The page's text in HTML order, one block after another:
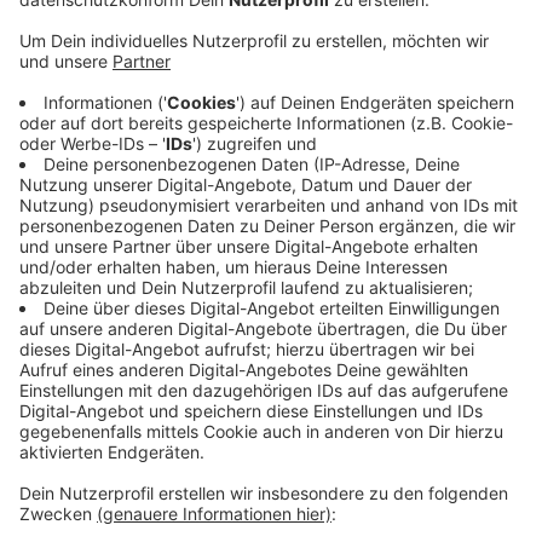
Die Dünner Straße bekommt zwischen Krahnendonk
Während der Sanierungsarbeiten wird die Dünner
Straße deshalb in Richtung Krahnendonk zur
Einbahnstraße. In der Gegenrichtung müssen
Autofahrer über den Gathersweg ausweichen. Auch die
Buslinien 5, 15 und 25 sind von den Bauarbeiten
betroffen. Die Haltestellen "Neuwerk Markt" und
"Neuwerk Verwaltung" der Buslinien fallen aus, es gibt
Ersatzhaltestellen. Die Sanierung soll bis zum Ende
Ende der Osterferien dauern. Ab dem 12. April sollen
Autofahrer dann wie gewohnt über die Dünner Straße
fahren können.
Anzeige